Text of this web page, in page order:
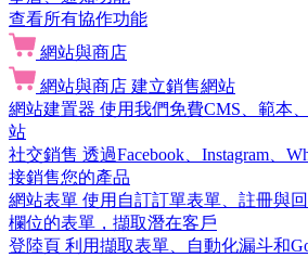
查看所有協作功能
網站與商店
網站與商店 建立銷售網站
網站建置器 使用我們免費CMS、範本
站
社交銷售 透過Facebook、Instagram、
接銷售您的產品
網站表單 使用自訂訂單表單、註冊與
欄位的表單，擷取潛在客戶
登陸頁 利用擷取表單、自動化漏斗和